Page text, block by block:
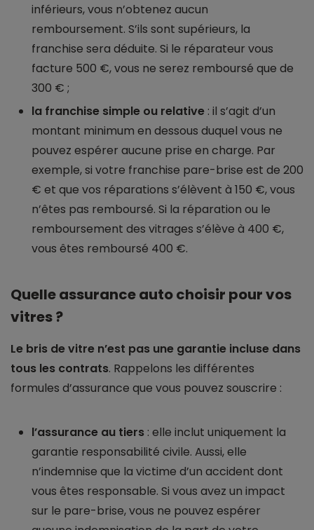
inférieurs, vous n’obtenez aucun
remboursement. S’ils sont supérieurs, la
franchise sera déduite. Si le réparateur vous
facture 500 €, vous ne serez remboursé que de
300 € ;
la franchise simple ou relative : il s’agit d’un
montant minimum en dessous duquel vous ne
pouvez espérer aucune prise en charge. Par
exemple, si votre franchise pare-brise est de 200
€ et que vos réparations s’élèvent à 150 €, vous
n’êtes pas remboursé. Si la réparation ou le
remboursement des vitrages s’élève à 400 €,
vous êtes remboursé 400 €.
Quelle assurance auto choisir pour vos
vitres ?
Le bris de vitre n’est pas une garantie incluse dans
tous les contrats. Rappelons les différentes
formules d’assurance que vous pouvez souscrire :
l’assurance au tiers : elle inclut uniquement la
garantie responsabilité civile. Aussi, elle
n’indemnise que la victime d’un accident dont
vous êtes responsable. Si vous avez un impact
sur le pare-brise, vous ne pouvez espérer